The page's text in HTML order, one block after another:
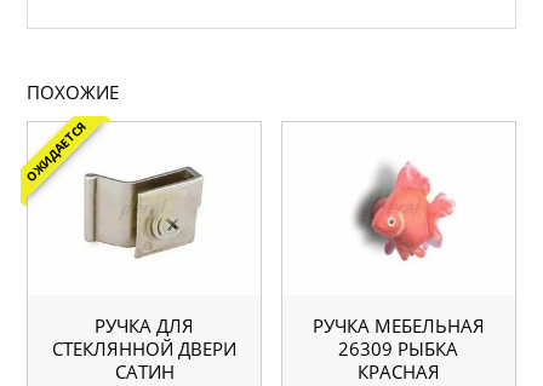
ПОХОЖИЕ
ОЖИДАЕТСЯ
РУЧКА ДЛЯ
СТЕКЛЯННОЙ ДВЕРИ
САТИН
РУЧКА МЕБЕЛЬНАЯ
26309 РЫБКА
КРАСНАЯ